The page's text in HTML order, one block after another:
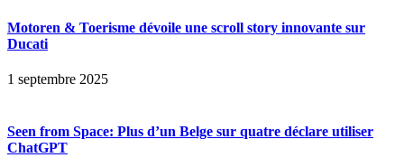
Motoren & Toerisme dévoile une scroll story innovante sur
Ducati
1 septembre 2025
Seen from Space: Plus d’un Belge sur quatre déclare utiliser
ChatGPT